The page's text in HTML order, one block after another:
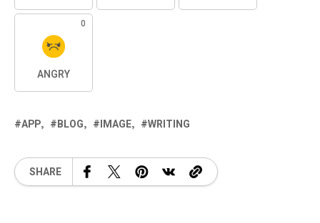
0
ANGRY
APP BLOG IMAGE WRITING
SHARE